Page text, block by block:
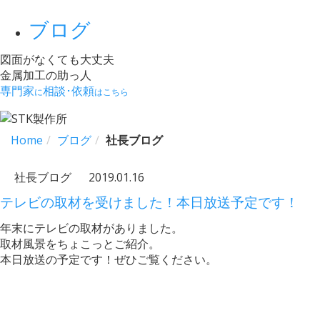
ブログ
図面がなくても大丈夫
金属加工の助っ人
専門家に相談･依頼はこちら
Home ブログ 社長ブログ
社長ブログ 2019.01.16
テレビの取材を受けました！本日放送予定です！
年末にテレビの取材がありました。
取材風景をちょこっとご紹介。
本日放送の予定です！ぜひご覧ください。